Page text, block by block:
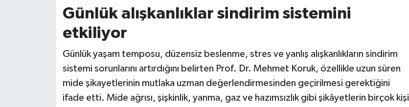
Günlük alışkanlıklar sindirim sistemini
etkiliyor
Günlük yaşam temposu, düzensiz beslenme, stres ve yanlış alışkanlıkların sindirim
sistemi sorunlarını artırdığını belirten Prof. Dr. Mehmet Koruk, özellikle uzun süren
mide şikayetlerinin mutlaka uzman değerlendirmesinden geçirilmesi gerektiğini
ifade etti. Mide ağrısı, şişkinlik, yanma, gaz ve hazımsızlık gibi şikâyetlerin birçok kişi